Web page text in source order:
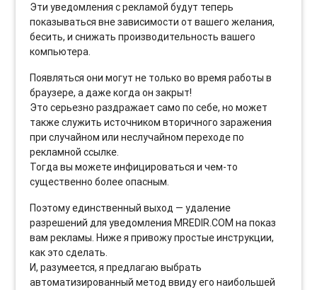
Эти уведомления с рекламой будут теперь
показываться вне зависимости от вашего желания,
бесить, и снижать производительность вашего
компьютера.
Появляться они могут не только во время работы в
браузере, а даже когда он закрыт!
Это серьезно раздражает само по себе, но может
также служить источником вторичного заражения
при случайном или неслучайном переходе по
рекламной ссылке.
Тогда вы можете инфицироваться и чем-то
существенно более опасным.
Поэтому единственный выход — удаление
разрешений для уведомления MREDIR.COM на показ
вам рекламы. Ниже я привожу простые инструкции,
как это сделать.
И, разумеется, я предлагаю выбрать
автоматизированный метод ввиду его наибольшей